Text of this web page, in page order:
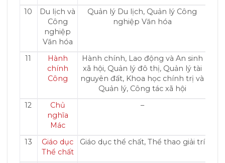
10
Du lịch và
Công
nghiệp
Văn hóa
Quản lý Du lịch, Quản lý Công
nghiệp Văn hóa
11
Hành
chính
Công
Hành chính, Lao động và An sinh
xã hội, Quản lý đô thị, Quản lý tài
nguyên đất, Khoa học chính trị và
Quản lý, Công tác xã hội
12
Chủ
nghĩa
Mác
–
13
Giáo dục
Thể chất
Giáo dục thể chất, Thể thao giải trí